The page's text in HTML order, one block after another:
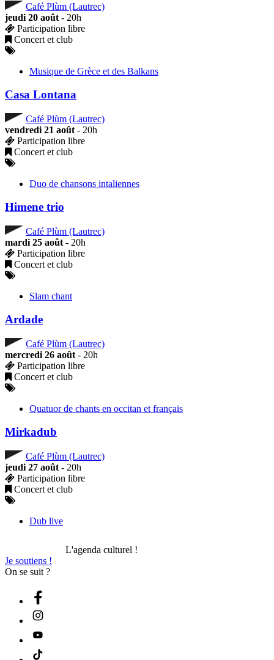
Café Plùm (Lautrec)
jeudi 20 août - 20h
Participation libre
Concert et club
Musique de Grèce et des Balkans
Casa Lontana
Café Plùm (Lautrec)
vendredi 21 août - 20h
Participation libre
Concert et club
Duo de chansons intaliennes
Himene trio
Café Plùm (Lautrec)
mardi 25 août - 20h
Participation libre
Concert et club
Slam chant
Ardade
Café Plùm (Lautrec)
mercredi 26 août - 20h
Participation libre
Concert et club
Quatuor de chants en occitan et français
Mirkadub
Café Plùm (Lautrec)
jeudi 27 août - 20h
Participation libre
Concert et club
Dub live
L'agenda culturel !
Je soutiens !
On se suit ?